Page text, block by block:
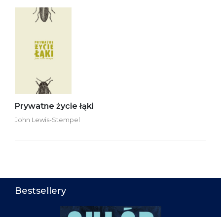
Prywatne życie łąki
John Lewis-Stempel
Bestsellery